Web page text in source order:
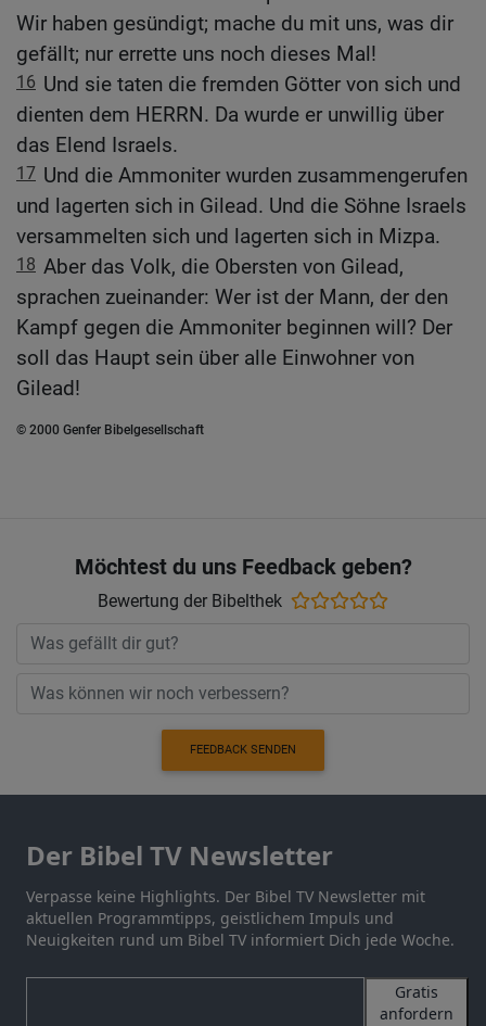
Wir haben gesündigt; mache du mit uns, was dir
gefällt; nur errette uns noch dieses Mal!
16 Und sie taten die fremden Götter von sich und
dienten dem HERRN. Da wurde er unwillig über
das Elend Israels.
17 Und die Ammoniter wurden zusammengerufen
und lagerten sich in Gilead. Und die Söhne Israels
versammelten sich und lagerten sich in Mizpa.
18 Aber das Volk, die Obersten von Gilead,
sprachen zueinander: Wer ist der Mann, der den
Kampf gegen die Ammoniter beginnen will? Der
soll das Haupt sein über alle Einwohner von
Gilead!
© 2000 Genfer Bibelgesellschaft
Möchtest du uns Feedback geben?
Bewertung der Bibelthek
FEEDBACK SENDEN
Der Bibel TV Newsletter
Verpasse keine Highlights. Der Bibel TV Newsletter mit
aktuellen Programmtipps, geistlichem Impuls und
Neuigkeiten rund um Bibel TV informiert Dich jede Woche.
Gratis
anfordern